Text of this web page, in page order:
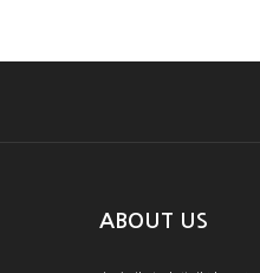
ABOUT US